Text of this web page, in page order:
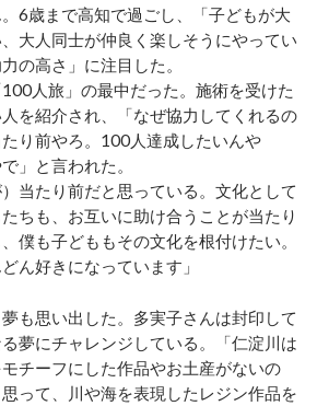
6歳まで高知で過ごし、「子どもが大
大人同士が仲良く楽しそうにやってい
の高さ」に注目した。
人旅」の最中だった。施術を受けた
を紹介され、「なぜ協力してくれるの
り前やろ。100人達成したいんや
」と言われた。
当たり前だと思っている。文化として
ちも、お互いに助け合うことが当たり
僕も子どももその文化を根付けたい。
ん好きになっています」
も思い出した。多実子さんは封印して
夢にチャレンジしている。「仁淀川は
チーフにした作品やお土産がないの
って、川や海を表現したレジン作品を